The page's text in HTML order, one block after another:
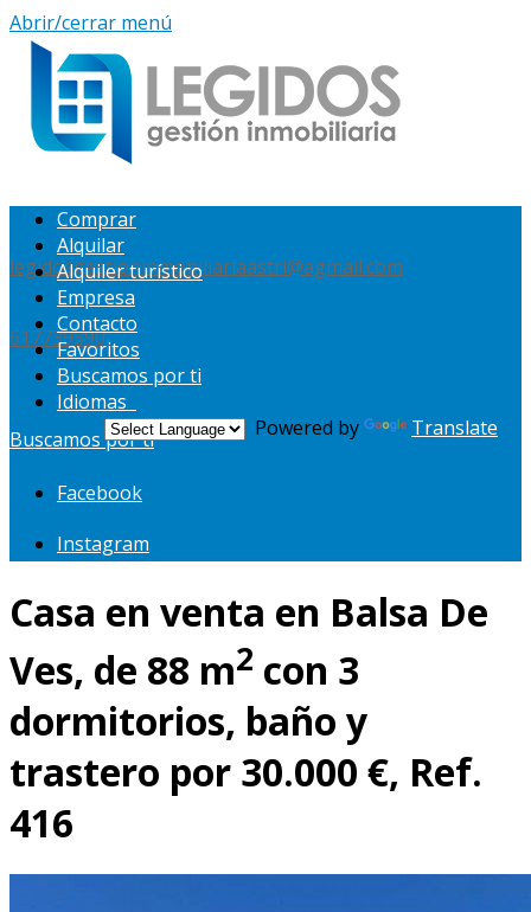
Abrir/cerrar menú
legidosgestioninmobiliariaastri@agmail.com
617739390
Buscamos por ti
Comprar
Alquilar
Alquiler turístico
Empresa
Contacto
Favoritos
Buscamos por ti
Idiomas
Powered by
Translate
Facebook
Instagram
Casa en venta en Balsa De
Ves, de 88 m2 con 3
dormitorios, baño y
trastero por 30.000 €, Ref.
416